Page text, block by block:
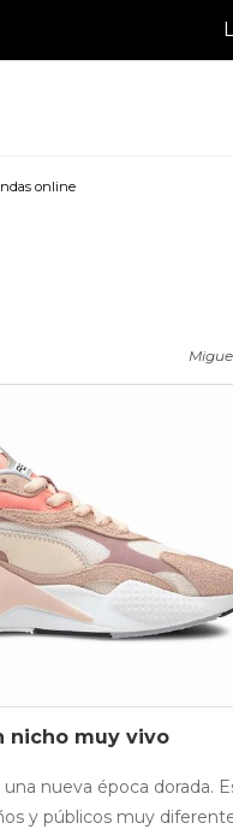
online
nicho muy vivo
nueva época dorada.
y públicos muy